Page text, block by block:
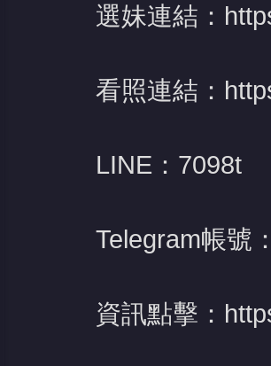
選妹連結：
看照連結：
LINE：7098t
Telegram帳號
資訊點擊：